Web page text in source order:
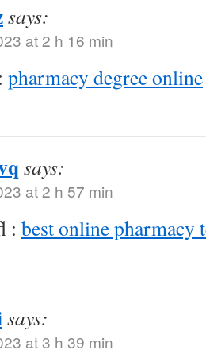
says:
at 2 h 16 min
pharmacy degree online
says:
at 2 h 57 min
: best online pharmacy
says:
at 3 h 39 min